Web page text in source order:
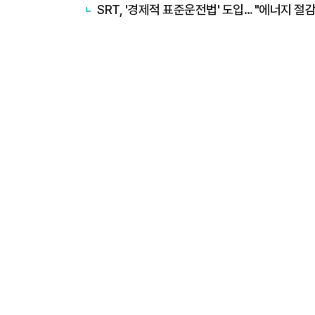
SRT, '경제적 표준운전법' 도입… "에너지 절